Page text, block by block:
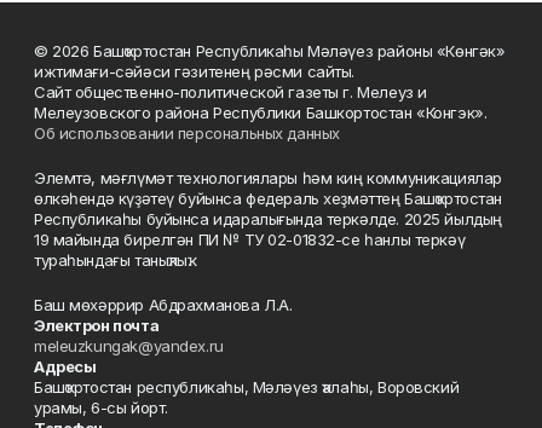
© 2026 Башҡортостан Республикаһы Мәләүез районы «Көнгәк»
ижтимағи-сәйәси гәзитенең рәсми сайты.
Сайт общественно-политической газеты г. Мелеуз и
Мелеузовского района Республики Башкортостан «Конгэк».
Об использовании персональных данных
Элемтә, мәғлүмәт технологиялары һәм киң коммуникациялар
өлкәһендә күҙәтеү буйынса федераль хеҙмәттең Башҡортостан
Республикаһы буйынса идаралығында теркәлде. 2025 йылдың
19 майында бирелгән ПИ № ТУ 02-01832-се һанлы теркәү
тураһындағы таныҡлыҡ.
Баш мөхәррир Абдрахманова Л.А.
Электрон почта
meleuzkungak@yandex.ru
Адресы
Башҡортостан республикаһы, Мәләүез ҡалаһы, Воровский
урамы, 6-сы йорт.